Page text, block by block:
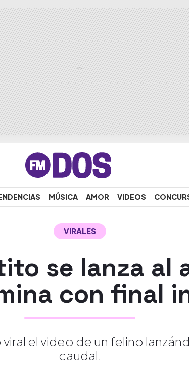
MÚSICA AMOR VIDEOS
VIRALES
se lanza al
con final
el video de un felino
caudal.